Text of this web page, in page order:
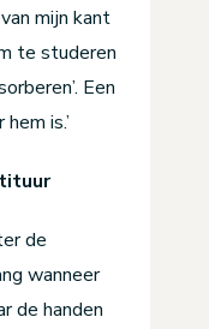
mijn kant
te studeren
Een
is.’
de
wanneer
de handen